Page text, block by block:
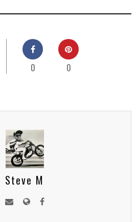
0 0
Steve M